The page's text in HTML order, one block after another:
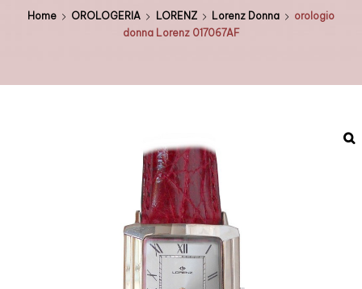
Home OROLOGERIA LORENZ Lorenz Donna
orologio
donna Lorenz 017067AF